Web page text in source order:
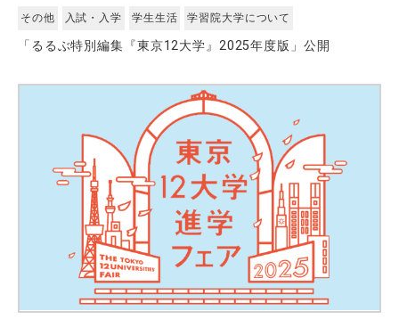
その他 入試・入学 学生生活 学習院大学について
「るるぶ特別編集『東京12大学』2025年度版」公開